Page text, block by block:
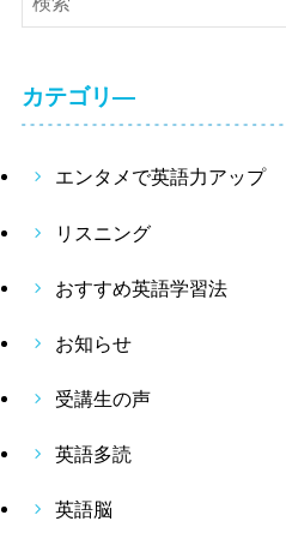
カテゴリ―
エンタメで英語力アップ
リスニング
おすすめ英語学習法
お知らせ
受講生の声
英語多読
英語脳